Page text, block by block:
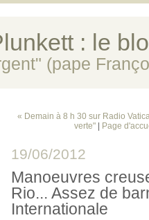
: le
(pape
« Demain à 8 h 30 sur Radio
verte"
Page
19/06/2012
Manoeuvres
Rio... Assez de
Internationale